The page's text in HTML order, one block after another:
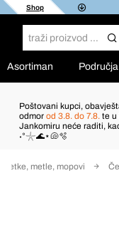
Shop
Asortiman
Poštovani kupci,
odmor od 3.8. do 7.8. te u
Jankomiru neće raditi,
˖°𓇼🌊⋆🐚🫧
Četke, metle, mopovi